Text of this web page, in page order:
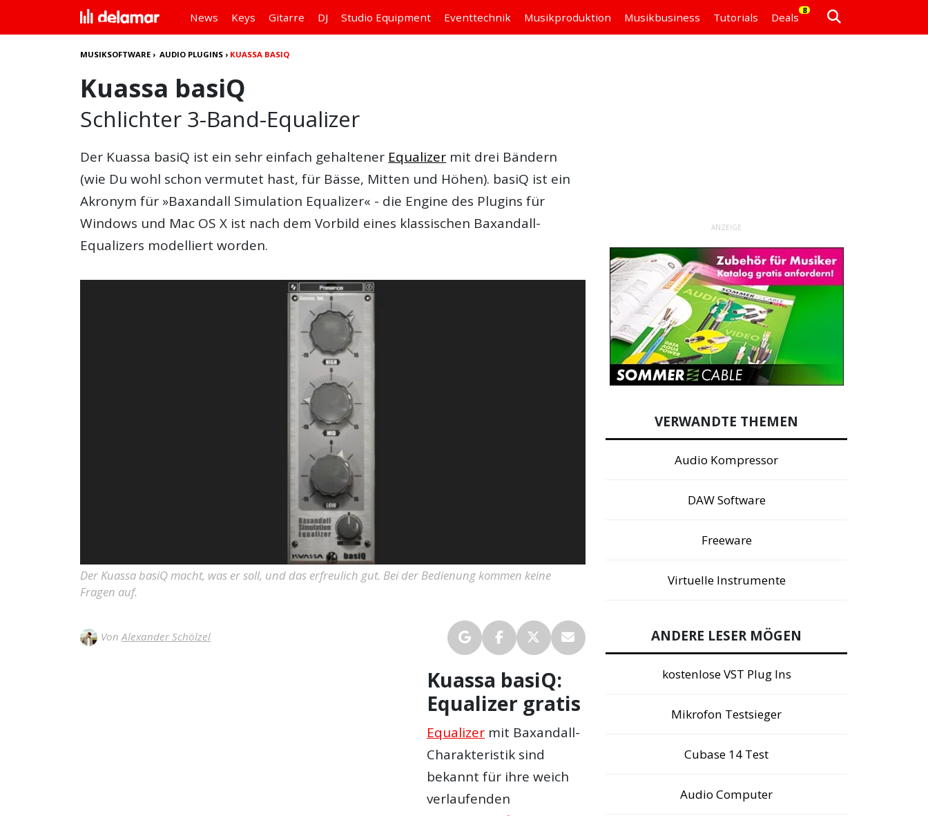
News Keys Gitarre DJ Studio Equipment Eventtechnik Musikproduktion Musikbusiness Tutorials Deals
8
MUSIKSOFTWARE ›AUDIO PLUGINS › KUASSA BASIQ
Kuassa basiQ
Schlichter 3-Band-Equalizer
Der Kuassa basiQ ist ein sehr einfach gehaltener Equalizer mit drei Bändern
(wie Du wohl schon vermutet hast, für Bässe, Mitten und Höhen). basiQ ist ein
Akronym für »Baxandall Simulation Equalizer« - die Engine des Plugins für
Windows und Mac OS X ist nach dem Vorbild eines klassischen Baxandall-
Equalizers modelliert worden.
Der Kuassa basiQ macht, was er soll, und das erfreulich gut. Bei der Bedienung kommen keine
Fragen auf.
Von Alexander Schölzel
Kuassa basiQ:
Equalizer gratis
Equalizer mit Baxandall-
Charakteristik sind
bekannt für ihre weich
verlaufenden
ANZEIGE
VERWANDTE THEMEN
Audio Kompressor
DAW Software
Freeware
Virtuelle Instrumente
ANDERE LESER MÖGEN
kostenlose VST Plug Ins
Mikrofon Testsieger
Cubase 14 Test
Audio Computer